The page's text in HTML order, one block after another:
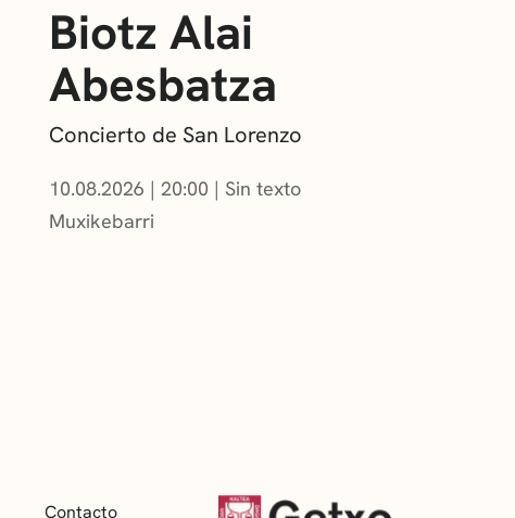
Biotz Alai
Abesbatza
Concierto de San Lorenzo
10.08.2026 | 20:00
Sin texto
Muxikebarri
Contacto